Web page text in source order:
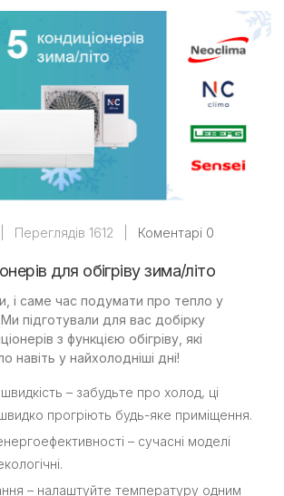
Переглядів 1612 Коментарі 0
для обігріву зима/літо
і саме час подумати про тепло у
підготували для вас добірку
з функцією обігріву, які
навіть у найхолодніші дні!
– забудьте про холод, ці
прогріють будь-яке приміщення.
– сучасні моделі
– налаштуйте температуру одним